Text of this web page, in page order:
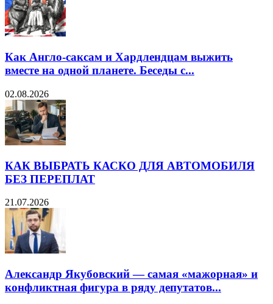
Как Англо-саксам и Хардлендцам выжить
вместе на одной планете. Беседы с...
02.08.2026
КАК ВЫБРАТЬ КАСКО ДЛЯ АВТОМОБИЛЯ
БЕЗ ПЕРЕПЛАТ
21.07.2026
Александр Якубовский — самая «мажорная» и
конфликтная фигура в ряду депутатов...